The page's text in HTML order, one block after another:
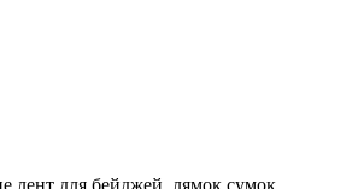
лент для бейджей, лямок сумок.